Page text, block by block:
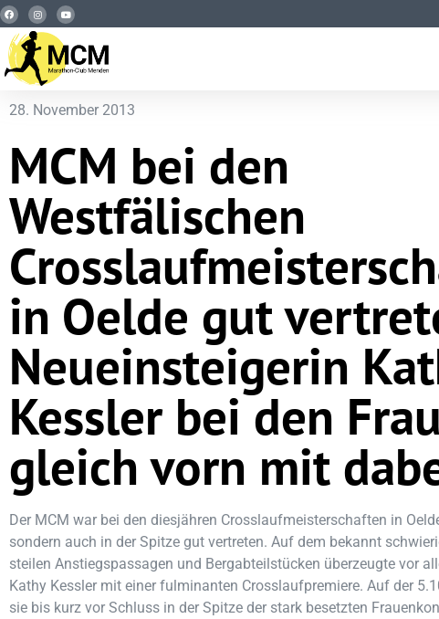
28. November 2013
MCM bei den
Westfälischen
in Oelde gut
Neueinsteigerin
Kessler bei den
gleich vorn mit
Der MCM war bei den diesjähren Crosslaufmeisterschaften in
sondern auch in der Spitze gut vertreten. Auf dem bekannt
steilen Anstiegspassagen und Bergabteilstücken überzeugte vor
Kathy Kessler mit einer fulminanten Crosslaufpremiere. Auf der
sie bis kurz vor Schluss in der Spitze der stark besetzten